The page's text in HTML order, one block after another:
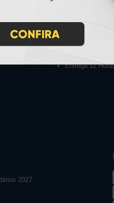
Como exportar
Entrega 12
2027